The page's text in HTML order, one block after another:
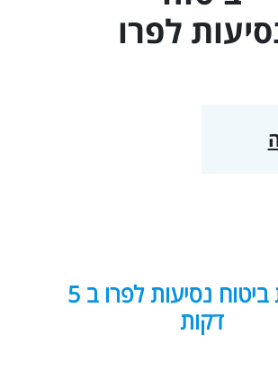
לפרו
פוליסת ביטוח נסיעות לפרו ב 5
דקות